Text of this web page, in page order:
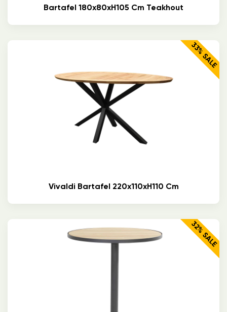
Bartafel 180x80xH105 Cm Teakhout
33% SALE
Vivaldi Bartafel 220x110xH110 Cm
32% SALE